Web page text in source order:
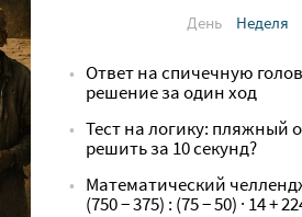
День
Неделя
Ответ на спичечную
решение за один ход
Тест на логику: пляжный
решить за 10 секунд?
Математический
(750 − 375) : (75 − 50) · 14 +